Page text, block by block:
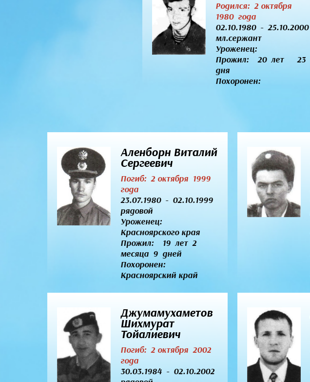
Родился: 2 октября
1980 года
02.10.1980 - 25.10.2000
мл.сержант
Уроженец:
Прожил: 20 лет 23
дня
Похоронен:
Аленборн Виталий
Сергеевич
Погиб: 2 октября 1999
года
23.07.1980 - 02.10.1999
рядовой
Уроженец:
Красноярского края
Прожил: 19 лет 2
месяца 9 дней
Похоронен:
Красноярский край
Джумамухаметов
Шихмурат
Тойалиевич
Погиб: 2 октября 2002
года
30.03.1984 - 02.10.2002